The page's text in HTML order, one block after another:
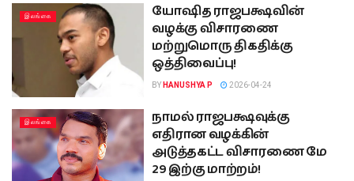
இலங்கை
யோஷித ராஜபக்ஷவின்
வழக்கு விசாரணை
மற்றுமொரு திகதிக்கு
ஒத்திவைப்பு!
BY HANUSHYA P 2026-04-24
இலங்கை
நாமல் ராஜபக்ஷவுக்கு
எதிரான வழக்கின்
அடுத்தகட்ட விசாரணை மே
29 இற்கு மாற்றம்!